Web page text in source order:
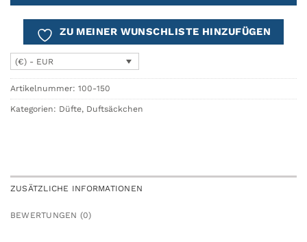
ZU MEINER WUNSCHLISTE HINZUFÜGEN
(€) - EUR
Artikelnummer: 100-150
Kategorien: Düfte, Duftsäckchen
ZUSÄTZLICHE INFORMATIONEN
BEWERTUNGEN (0)